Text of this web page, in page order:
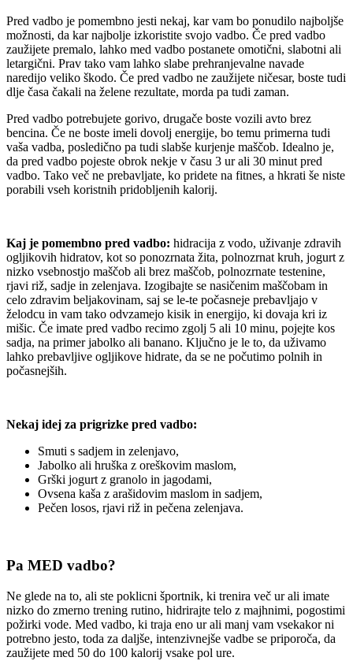
Pred vadbo je pomembno jesti nekaj, kar vam bo ponudilo najboljše
možnosti, da kar najbolje izkoristite svojo vadbo. Če pred vadbo
zaužijete premalo, lahko med vadbo postanete omotični, slabotni ali
letargični. Prav tako vam lahko slabe prehranjevalne navade
naredijo veliko škodo. Če pred vadbo ne zaužijete ničesar, boste tudi
dlje časa čakali na želene rezultate, morda pa tudi zaman.
Pred vadbo potrebujete gorivo, drugače boste vozili avto brez
bencina. Če ne boste imeli dovolj energije, bo temu primerna tudi
vaša vadba, posledično pa tudi slabše kurjenje maščob. Idealno je,
da pred vadbo pojeste obrok nekje v času 3 ur ali 30 minut pred
vadbo. Tako več ne prebavljate, ko pridete na fitnes, a hkrati še niste
porabili vseh koristnih pridobljenih kalorij.
Kaj je pomembno pred vadbo: hidracija z vodo, uživanje zdravih
ogljikovih hidratov, kot so ponozrnata žita, polnozrnat kruh, jogurt z
nizko vsebnostjo maščob ali brez maščob, polnozrnate testenine,
rjavi riž, sadje in zelenjava. Izogibajte se nasičenim maščobam in
celo zdravim beljakovinam, saj se le-te počasneje prebavljajo v
želodcu in vam tako odvzamejo kisik in energijo, ki dovaja kri iz
mišic. Če imate pred vadbo recimo zgolj 5 ali 10 minu, pojejte kos
sadja, na primer jabolko ali banano. Ključno je le to, da uživamo
lahko prebavljive ogljikove hidrate, da se ne počutimo polnih in
počasnejših.
Nekaj idej za prigrizke pred vadbo:
Smuti s sadjem in zelenjavo,
Jabolko ali hruška z oreškovim maslom,
Grški jogurt z granolo in jagodami,
Ovsena kaša z arašidovim maslom in sadjem,
Pečen losos, rjavi riž in pečena zelenjava.
Pa MED vadbo?
Ne glede na to, ali ste poklicni športnik, ki trenira več ur ali imate
nizko do zmerno trening rutino, hidrirajte telo z majhnimi, pogostimi
požirki vode. Med vadbo, ki traja eno ur ali manj vam vsekakor ni
potrebno jesto, toda za daljše, intenzivnejše vadbe se priporoča, da
zaužijete med 50 do 100 kalorij vsake pol ure.